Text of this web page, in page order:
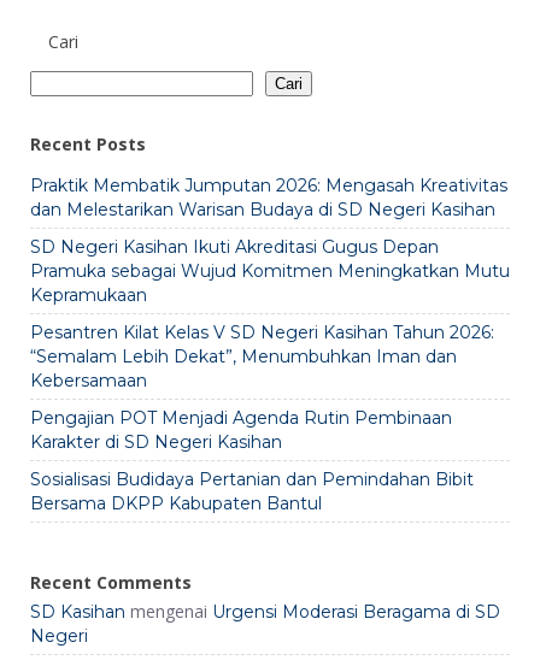
Cari
Cari
Recent Posts
Praktik Membatik Jumputan 2026: Mengasah Kreativitas
dan Melestarikan Warisan Budaya di SD Negeri Kasihan
SD Negeri Kasihan Ikuti Akreditasi Gugus Depan
Pramuka sebagai Wujud Komitmen Meningkatkan Mutu
Kepramukaan
Pesantren Kilat Kelas V SD Negeri Kasihan Tahun 2026:
“Semalam Lebih Dekat”, Menumbuhkan Iman dan
Kebersamaan
Pengajian POT Menjadi Agenda Rutin Pembinaan
Karakter di SD Negeri Kasihan
Sosialisasi Budidaya Pertanian dan Pemindahan Bibit
Bersama DKPP Kabupaten Bantul
Recent Comments
SD Kasihan mengenai Urgensi Moderasi Beragama di SD
Negeri